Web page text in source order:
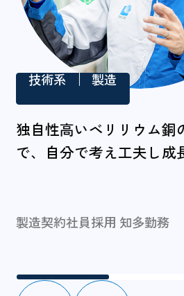
技術系 製造
独自性高いベリリウム銅
で、自分で考え工夫し成
製造契約社員採用 知多勤務